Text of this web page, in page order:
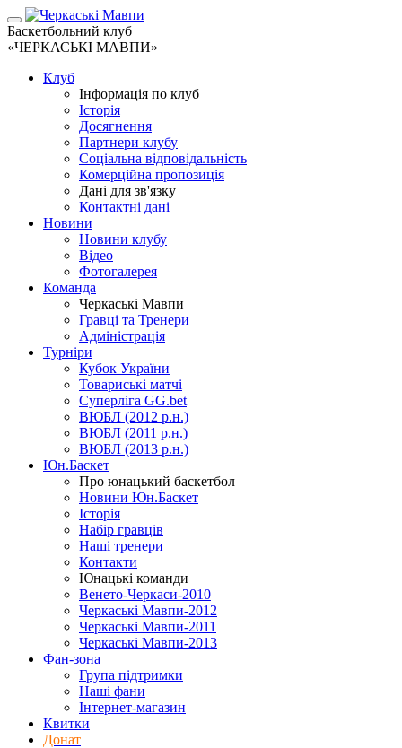
Баскетбольний клуб
«ЧЕРКАСЬКІ МАВПИ»
Клуб
Інформація по клуб
Історія
Досягнення
Партнери клубу
Соціальна відповідальність
Комерційна пропозиція
Дані для зв'язку
Контактні дані
Новини
Новини клубу
Відео
Фотогалерея
Команда
Черкаські Мавпи
Гравці та Тренери
Адміністрація
Турніри
Кубок України
Товариські матчі
Суперліга GG.bet
ВЮБЛ (2012 р.н.)
ВЮБЛ (2011 р.н.)
ВЮБЛ (2013 р.н.)
Юн.Баскет
Про юнацький баскетбол
Новини Юн.Баскет
Історія
Набір гравців
Наші тренери
Контакти
Юнацькі команди
Венето-Черкаси-2010
Черкаські Мавпи-2012
Черкаські Мавпи-2011
Черкаські Мавпи-2013
Фан-зона
Група підтримки
Наші фани
Інтернет-магазин
Квитки
Донат